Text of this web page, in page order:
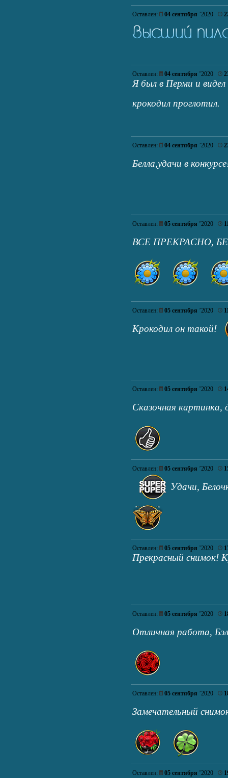
Оставлен: 04 сентября ’2020
Оставлен: 04 сентября ’2020
Я был в Перми и
крокодил проглотил.
Оставлен: 04 сентября ’2020
Белла,удачи в
Оставлен: 05 сентября ’2020
ВСЕ ПРЕКРАСНО,
Оставлен: 05 сентября ’2020
Крокодил он такой!
Оставлен: 05 сентября ’2020
Сказочная
Оставлен: 05 сентября ’2020
Удачи,
Оставлен: 05 сентября ’2020
Прекрасный снимок!
Оставлен: 05 сентября ’2020
Отличная работа,
Оставлен: 05 сентября ’2020
Замечательный
Оставлен: 05 сентября ’2020